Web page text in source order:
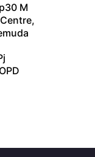
M